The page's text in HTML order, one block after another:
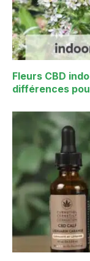
Fleurs CBD
différences